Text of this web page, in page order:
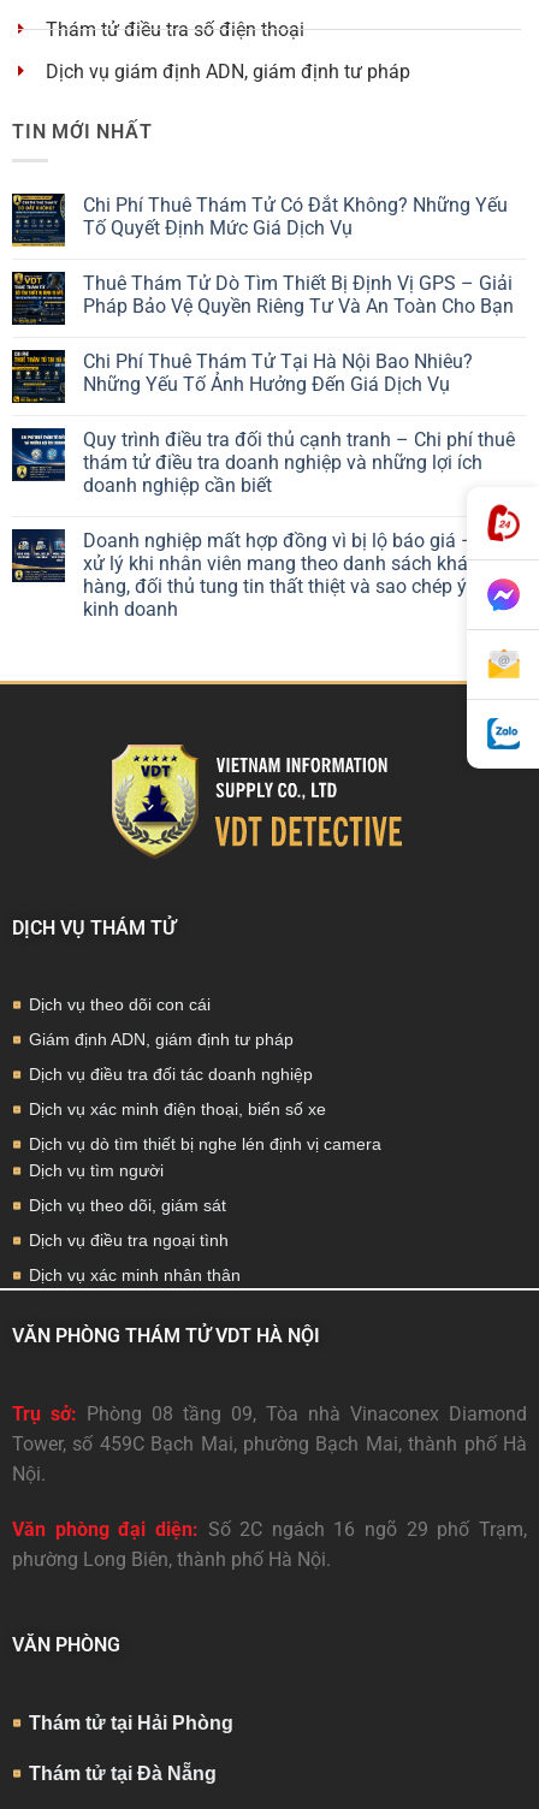
Thám tử điều tra số điện thoại
Dịch vụ giám định ADN, giám định tư pháp
TIN MỚI NHẤT
Chi Phí Thuê Thám Tử Có Đắt Không? Những Yếu
Tố Quyết Định Mức Giá Dịch Vụ
Thuê Thám Tử Dò Tìm Thiết Bị Định Vị GPS – Giải
Pháp Bảo Vệ Quyền Riêng Tư Và An Toàn Cho Bạn
Chi Phí Thuê Thám Tử Tại Hà Nội Bao Nhiêu?
Những Yếu Tố Ảnh Hưởng Đến Giá Dịch Vụ
Quy trình điều tra đối thủ cạnh tranh – Chi phí thuê
thám tử điều tra doanh nghiệp và những lợi ích
doanh nghiệp cần biết
Doanh nghiệp mất hợp đồng vì bị lộ báo giá – Cách
xử lý khi nhân viên mang theo danh sách khách
hàng, đối thủ tung tin thất thiệt và sao chép ý tưởng
kinh doanh
DỊCH VỤ THÁM TỬ
Dịch vụ theo dõi con cái
Giám định ADN, giám định tư pháp
Dịch vụ điều tra đối tác doanh nghiệp
Dịch vụ xác minh điện thoại, biển số xe
Dịch vụ dò tìm thiết bị nghe lén định vị camera
Dịch vụ tìm người
Dịch vụ theo dõi, giám sát
Dịch vụ điều tra ngoại tình
Dịch vụ xác minh nhân thân
VĂN PHÒNG THÁM TỬ VDT HÀ NỘI
Trụ sở:
Phòng 08 tầng 09, Tòa nhà Vinaconex Diamond
Tower, số 459C Bạch Mai, phường Bạch Mai, thành phố Hà
Nội.
Văn phòng đại diện: Số 2C ngách 16 ngõ 29 phố Trạm,
phường Long Biên, thành phố Hà Nội.
VĂN PHÒNG
Thám tử tại Hải Phòng
Thám tử tại Đà Nẵng